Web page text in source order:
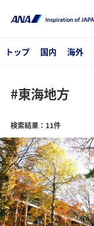
トップ 国内 海外
#東海地方
検索結果：11件